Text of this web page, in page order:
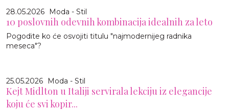
28.05.2026 Moda - Stil
10 poslovnih odevnih kombinacija idealnih za leto
Pogodite ko će osvojiti titulu "najmodernijeg radnika
meseca"?
25.05.2026 Moda - Stil
Kejt Midlton u Italiji servirala lekciju iz elegancije
koju će svi kopir...